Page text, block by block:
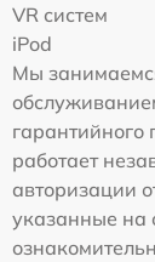
VR систем
iPod
Мы
работает
авторизации
указанные на